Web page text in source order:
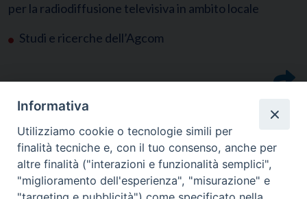
per la radiodiffusione televisiva in ambito locale
Studi e ricerche dell’Agcom
Informativa
Utilizziamo cookie o tecnologie simili per
finalità tecniche e, con il tuo consenso, anche per
altre finalità ("interazioni e funzionalità semplici",
"miglioramento dell'esperienza", "misurazione" e